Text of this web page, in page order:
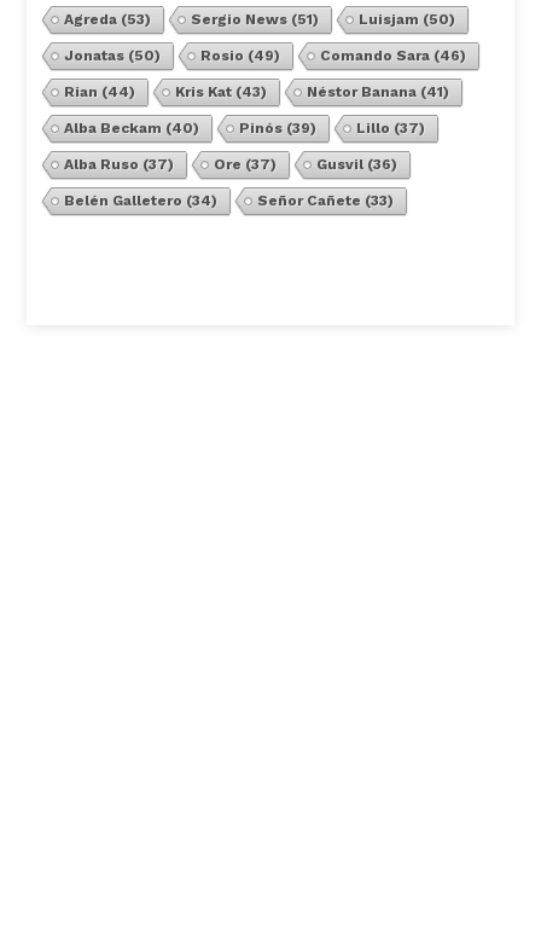
Agreda(53) Sergio News(51) Luisjam (50)
Jonatas(50) Rosio (49) Comando Sara(46)
Rian (44) Kris Kat(43) Néstor Banana(41)
Alba Beckam (40) Pinós(39) Lillo (37)
Alba Ruso (37) Ore (37) Gusvil(36)
Belén Galletero (34) Señor Cañete (33)